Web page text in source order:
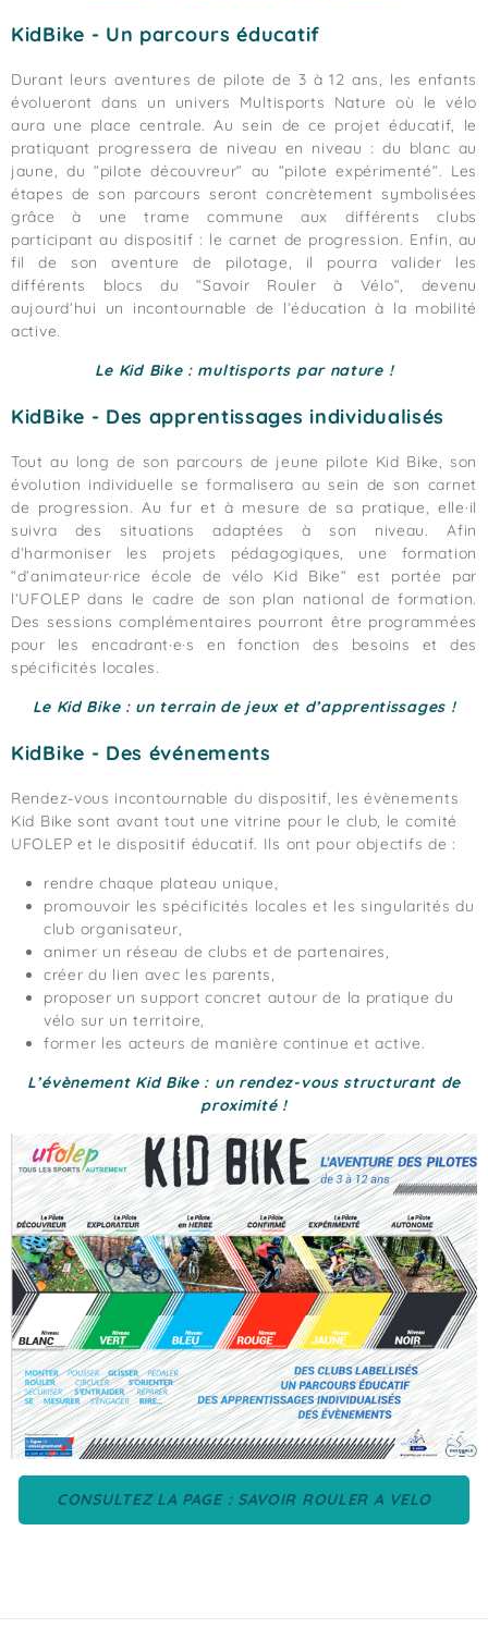
KidBike - Un parcours éducatif
Durant leurs aventures de pilote de 3 à 12 ans, les enfants
évolueront dans un univers Multisports Nature où le vélo
aura une place centrale. Au sein de ce projet éducatif, le
pratiquant progressera de niveau en niveau : du blanc au
jaune, du “pilote découvreur“ au “pilote expérimenté“. Les
étapes de son parcours seront concrètement symbolisées
grâce à une trame commune aux différents clubs
participant au dispositif : le carnet de progression. Enfin, au
fil de son aventure de pilotage, il pourra valider les
différents blocs du “Savoir Rouler à Vélo“, devenu
aujourd’hui un incontournable de l’éducation à la mobilité
active.
Le Kid Bike : multisports par nature !
KidBike - Des apprentissages individualisés
Tout au long de son parcours de jeune pilote Kid Bike, son
évolution individuelle se formalisera au sein de son carnet
de progression. Au fur et à mesure de sa pratique, elle·il
suivra des situations adaptées à son niveau. Afin
d’harmoniser les projets pédagogiques, une formation
“d’animateur·rice école de vélo Kid Bike“ est portée par
l’UFOLEP dans le cadre de son plan national de formation.
Des sessions complémentaires pourront être programmées
pour les encadrant·e·s en fonction des besoins et des
spécificités locales.
Le Kid Bike : un terrain de jeux et d’apprentissages !
KidBike - Des événements
Rendez-vous incontournable du dispositif, les évènements
Kid Bike sont avant tout une vitrine pour le club, le comité
UFOLEP et le dispositif éducatif. Ils ont pour objectifs de :
rendre chaque plateau unique,
promouvoir les spécificités locales et les singularités du
club organisateur,
animer un réseau de clubs et de partenaires,
créer du lien avec les parents,
proposer un support concret autour de la pratique du
vélo sur un territoire,
former les acteurs de manière continue et active.
L’évènement Kid Bike : un rendez-vous structurant de
proximité !
CONSULTEZ LA PAGE : SAVOIR ROULER A VELO